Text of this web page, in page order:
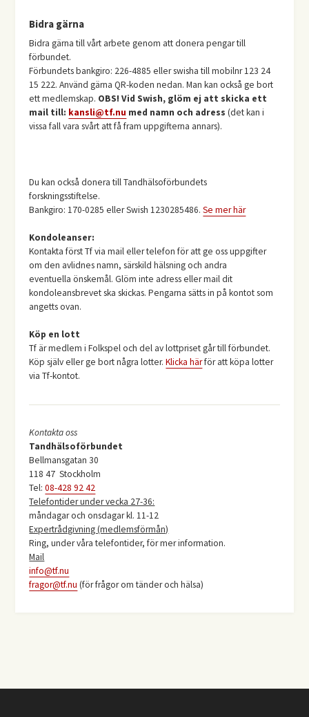
Bidra gärna
Bidra gärna till vårt arbete genom att donera pengar till
förbundet.
Förbundets bankgiro: 226-4885 eller swisha till mobilnr 123 24
15 222. Använd gärna QR-koden nedan. Man kan också ge bort
ett medlemskap. OBS! Vid Swish, glöm ej att skicka ett
mail till: kansli@tf.nu med namn och adress (det kan i
vissa fall vara svårt att få fram uppgifterna annars).
Du kan också donera till Tandhälsoförbundets
forskningsstiftelse.
Bankgiro: 170-0285 eller Swish 1230285486.Se mer här
Kondoleanser:
Kontakta först Tf via mail eller telefon för att ge oss uppgifter
om den avlidnes namn, särskild hälsning och andra
eventuella önskemål. Glöm inte adress eller mail dit
kondoleansbrevet ska skickas. Pengarna sätts in på kontot som
angetts ovan.
Köp en lott
Tf är medlem i Folkspel och del av lottpriset går till förbundet.
Köp själv eller ge bort några lotter.Klicka härför att köpa lotter
via Tf-kontot.
Kontakta oss
Tandhälsoförbundet
Bellmansgatan 30
118 47 Stockholm
Tel:08-428 92 42
Telefontider under vecka 27-36:
måndagar och onsdagar kl. 11-12
Expertrådgivning (medlemsförmån)
Ring, under våra telefontider, för mer information.
Mail
info@tf.nu
fragor@tf.nu (för frågor om tänder och hälsa)